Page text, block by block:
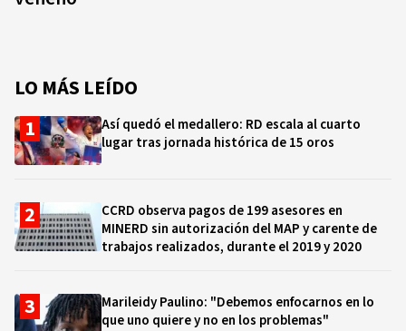
LO MÁS LEÍDO
Así quedó el medallero: RD escala al cuarto
lugar tras jornada histórica de 15 oros
CCRD observa pagos de 199 asesores en
MINERD sin autorización del MAP y carente de
trabajos realizados, durante el 2019 y 2020
Marileidy Paulino: "Debemos enfocarnos en lo
que uno quiere y no en los problemas"